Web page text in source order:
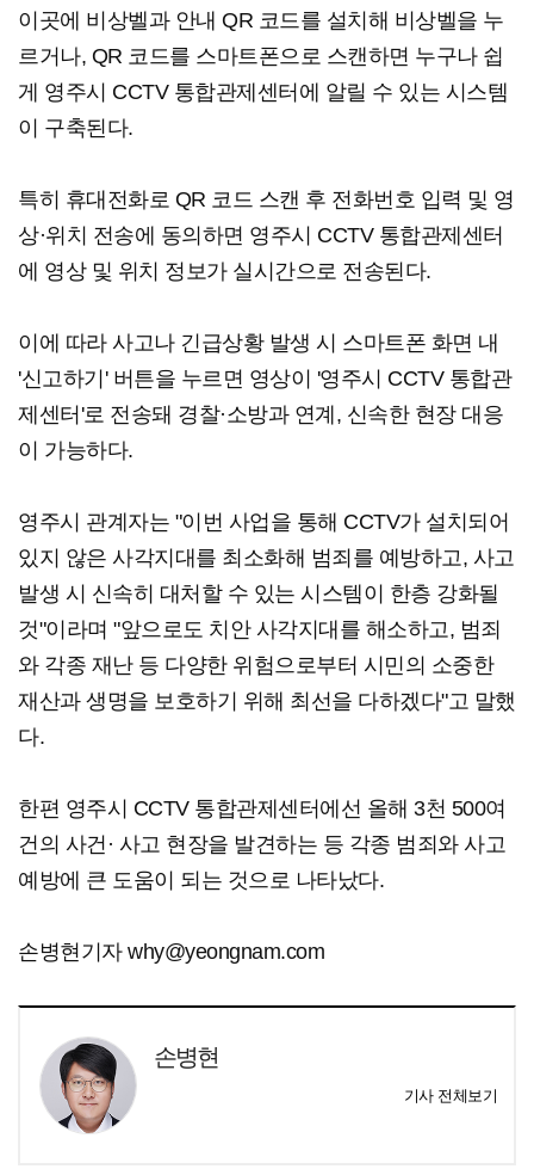
이곳에 비상벨과 안내 QR 코드를 설치해 비상벨을 누
르거나, QR 코드를 스마트폰으로 스캔하면 누구나 쉽
게 영주시 CCTV 통합관제센터에 알릴 수 있는 시스템
이 구축된다.
특히 휴대전화로 QR 코드 스캔 후 전화번호 입력 및 영
상·위치 전송에 동의하면 영주시 CCTV 통합관제센터
에 영상 및 위치 정보가 실시간으로 전송된다.
이에 따라 사고나 긴급상황 발생 시 스마트폰 화면 내
'신고하기' 버튼을 누르면 영상이 '영주시 CCTV 통합관
제센터'로 전송돼 경찰·소방과 연계, 신속한 현장 대응
이 가능하다.
영주시 관계자는 "이번 사업을 통해 CCTV가 설치되어
있지 않은 사각지대를 최소화해 범죄를 예방하고, 사고
발생 시 신속히 대처할 수 있는 시스템이 한층 강화될
것"이라며 "앞으로도 치안 사각지대를 해소하고, 범죄
와 각종 재난 등 다양한 위험으로부터 시민의 소중한
재산과 생명을 보호하기 위해 최선을 다하겠다"고 말했
다.
한편 영주시 CCTV 통합관제센터에선 올해 3천 500여
건의 사건· 사고 현장을 발견하는 등 각종 범죄와 사고
예방에 큰 도움이 되는 것으로 나타났다.
손병현기자 why@yeongnam.com
손병현
기사 전체보기